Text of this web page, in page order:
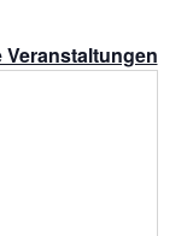
Veranstaltungen